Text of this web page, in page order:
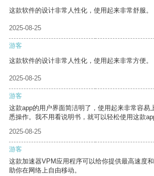
这款软件的设计非常人性化，使用起来非常舒服。
2025-08-25
游客
这款软件的设计非常人性化，使用起来非常方便。
2025-08-25
游客
这款app的用户界面简洁明了，使用起来非常容易
悉操作。我不用看说明书，就可以轻松使用这款
2025-08-25
游客
这款加速器VPM应用程序可以给你提供最高速度
助你在网络上自由移动。